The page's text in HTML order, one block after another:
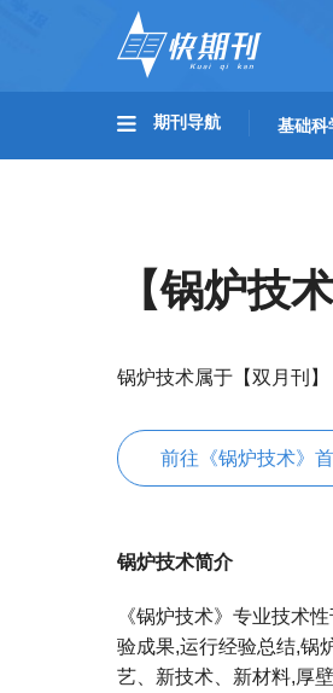
期刊导航 基础科
【锅炉技
锅炉技术属于【双月刊
前往《锅炉技术》
锅炉技术简介
《锅炉技术》专业技术
验成果,运行经验总结,锅
艺、新技术、新材料,厚